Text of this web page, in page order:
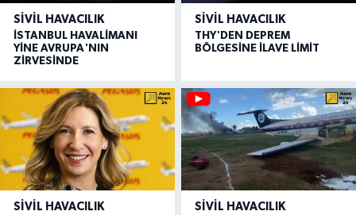
SIVIL HAVACILIK
İSTANBUL HAVALİMANI
YİNE AVRUPA'NIN
ZİRVESİNDE
SIVIL HAVACILIK
THY'DEN DEPREM
BÖLGESİNE İLAVE LİMİT
SIVIL HAVACILIK SIVIL HAVACILIK